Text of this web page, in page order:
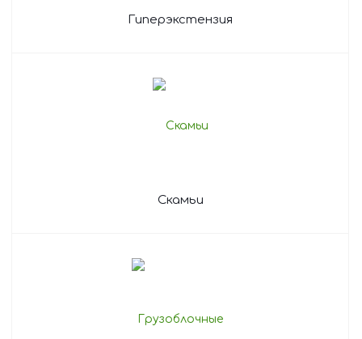
Гиперэкстензия
Скамьи